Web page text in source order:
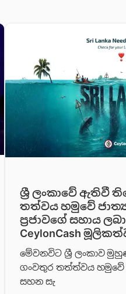
ශ්‍රී ලංකාවේ ඇතිවී
තත්වය හමුවේ
ප්‍රජාවගේ සහාය
CeylonCash
මේවනවිට ශ්‍රී ලංකාව
ගංවතුර තත්ත්වය හමුවේ
සහන සැ